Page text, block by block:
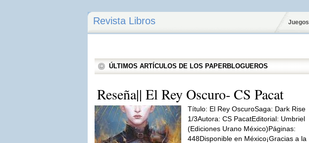
Revista Libros Juegos
ÚLTIMOS ARTÍCULOS DE LOS PAPERBLOGUEROS
Reseña|| El Rey Oscuro- CS Pacat
Título: El Rey OscuroSaga: Dark Rise
1/3Autora: CS PacatEditorial: Umbriel
(Ediciones Urano México)Páginas:
448Disponible en México¡Gracias a la